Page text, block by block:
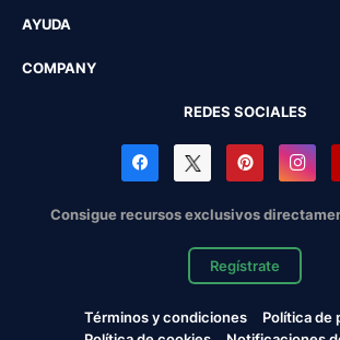
AYUDA
COMPANY
REDES SOCIALES
Consigue recursos exclusivos
Regístrate
Términos y condiciones
Política de